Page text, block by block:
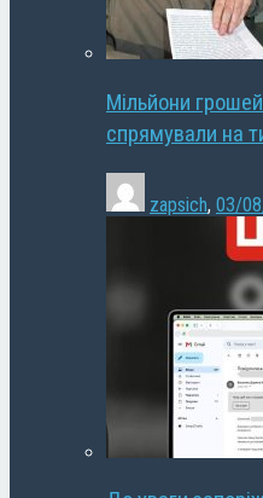
Мільйони
спрямували на
zapsich, 03/